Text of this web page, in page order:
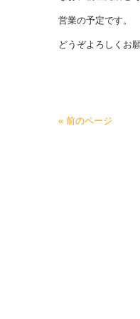
営業の予定です。
どうぞよろしくお
« 前のページ